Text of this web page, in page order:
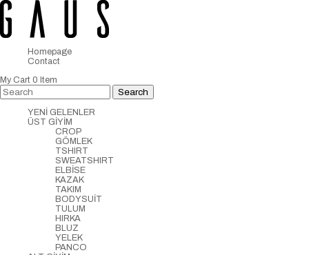
Homepage
Contact
My Cart 0 Item
YENİ GELENLER
ÜST GİYİM
CROP
GÖMLEK
TSHIRT
SWEATSHIRT
ELBİSE
KAZAK
TAKIM
BODYSUİT
TULUM
HIRKA
BLUZ
YELEK
PANCO